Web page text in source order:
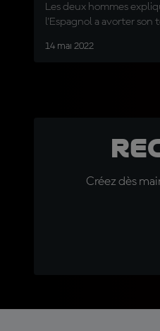
Les deux hommes
l'Espagnol a avorter son
14 mai 2022
Créez dès